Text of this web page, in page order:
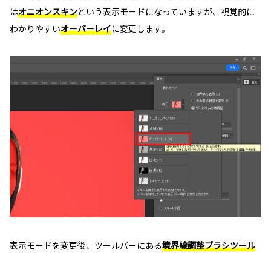
はオニオンスキンという表示モードになっていますが、視覚的に
わかりやすいオーバーレイに変更します。
表示モードを変更後、ツールバーにある境界線調整ブラシツール